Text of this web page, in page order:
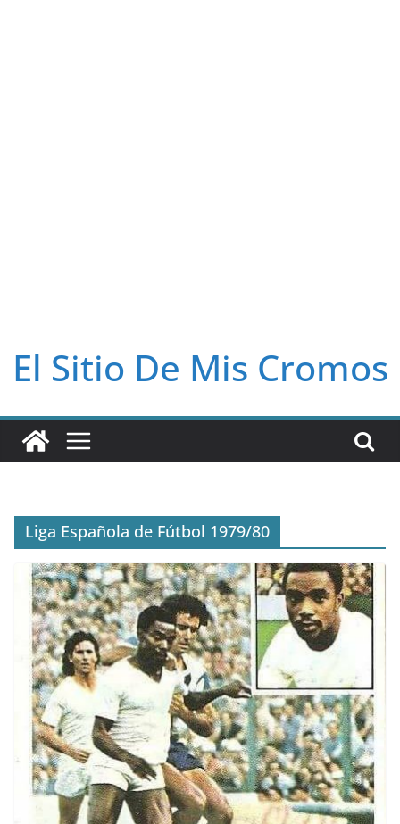
El Sitio De Mis Cromos
Liga Española de Fútbol 1979/80